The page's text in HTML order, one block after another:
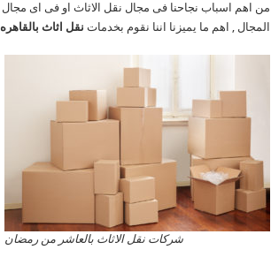
المجال , اهم ما يميزنا اننا نقوم بخدمات نقل اثاث بالقاهره
شركات نقل الاثاث بالعاشر من رمضان